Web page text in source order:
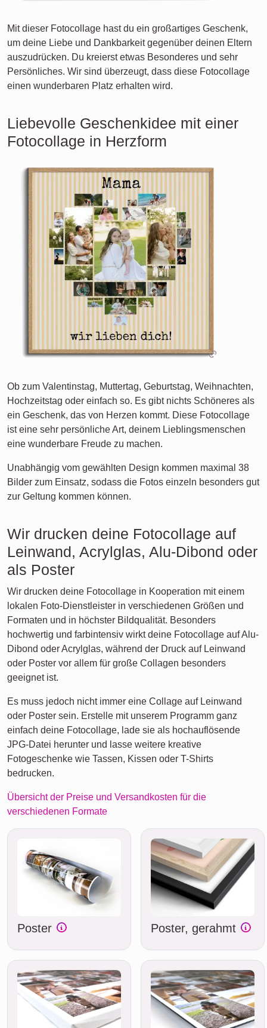
Mit dieser Fotocollage hast du ein großartiges Geschenk,
um deine Liebe und Dankbarkeit gegenüber deinen Eltern
auszudrücken. Du kreierst etwas Besonderes und sehr
Persönliches. Wir sind überzeugt, dass diese Fotocollage
einen wunderbaren Platz erhalten wird.
Liebevolle Geschenkidee mit einer
Fotocollage in Herzform
Ob zum Valentinstag, Muttertag, Geburtstag, Weihnachten,
Hochzeitstag oder einfach so. Es gibt nichts Schöneres als
ein Geschenk, das von Herzen kommt. Diese Fotocollage
ist eine sehr persönliche Art, deinem Lieblingsmenschen
eine wunderbare Freude zu machen.
Unabhängig vom gewählten Design kommen maximal 38
Bilder zum Einsatz, sodass die Fotos einzeln besonders gut
zur Geltung kommen können.
Wir drucken deine Fotocollage auf
Leinwand, Acrylglas, Alu-Dibond oder
als Poster
Wir drucken deine Fotocollage in Kooperation mit einem
lokalen Foto-Dienstleister in verschiedenen Größen und
Formaten und in höchster Bildqualität. Besonders
hochwertig und farbintensiv wirkt deine Fotocollage auf Alu-
Dibond oder Acrylglas, während der Druck auf Leinwand
oder Poster vor allem für große Collagen besonders
geeignet ist.
Es muss jedoch nicht immer eine Collage auf Leinwand
oder Poster sein. Erstelle mit unserem Programm ganz
einfach deine Fotocollage, lade sie als hochauflösende
JPG-Datei herunter und lasse weitere kreative
Fotogeschenke wie Tassen, Kissen oder T-Shirts
bedrucken.
Übersicht der Preise und Versandkosten für die
verschiedenen Formate
Poster Poster, gerahmt